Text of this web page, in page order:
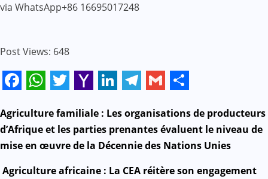
via WhatsApp+86 16695017248
Post Views: 648
Mail
N
a
v
Agriculture familiale : Les organisations de producteurs
d’Afrique et les parties prenantes évaluent le niveau de
mise en œuvre de la Décennie des Nations Unies
Agriculture africaine : La CEA réitère son engagement